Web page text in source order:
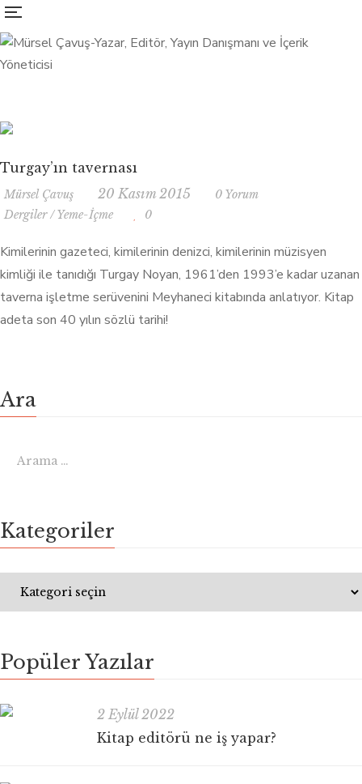
Turgay’ın tavernası
Mürsel Çavuş 20 Kasım 2015
0 Yorum
Dergiler/Yeme-İçme 0
Kimilerinin gazeteci, kimilerinin denizci, kimilerinin müzisyen
kimliği ile tanıdığı Turgay Noyan, 1961’den 1993’e kadar uzanan
taverna işletme serüvenini Meyhaneci kitabında anlatıyor. Kitap
adeta son 40 yılın sözlü tarihi!
Ara
Kategoriler
Popüler Yazılar
2 Eylül 2022
Kitap editörü ne iş yapar?